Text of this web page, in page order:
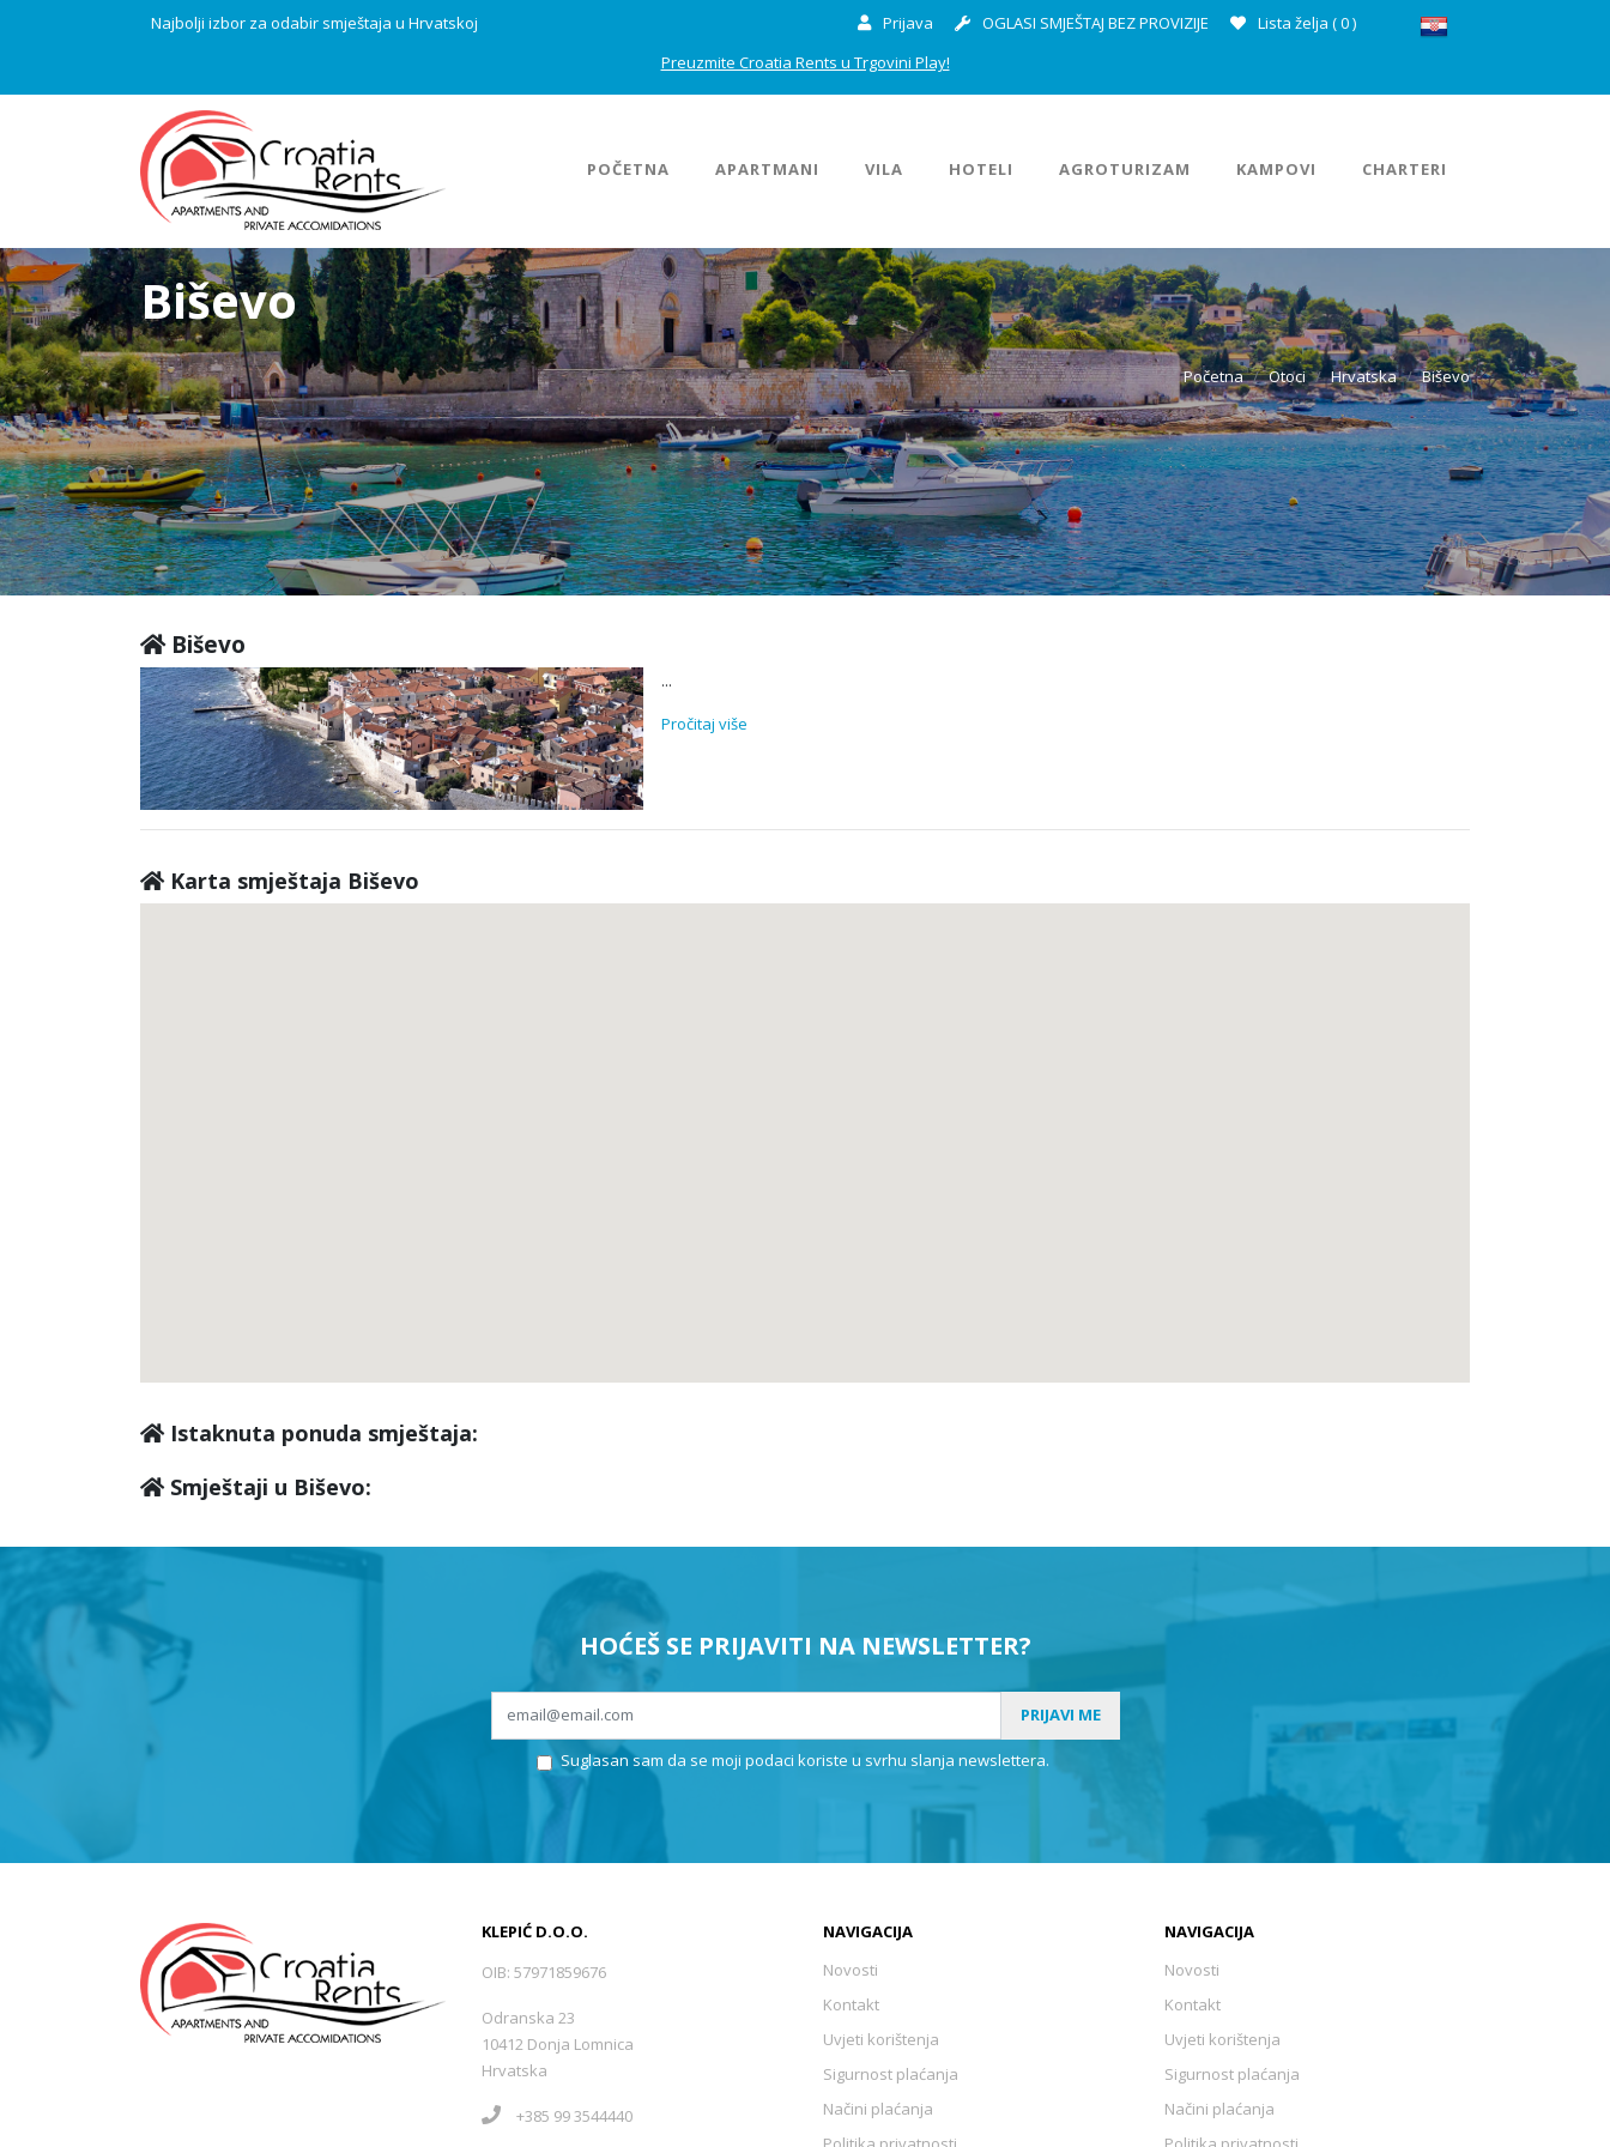
Najbolji izbor za odabir smještaja u Hrvatskoj Prijava OGLASI SMJEŠTAJ BEZ PROVIZIJE Lista želja (0)
Preuzmite Croatia Rents u Trgovini Play!
POČETNA APARTMANI VILA HOTELI AGROTURIZAM KAMPOVI CHARTERI
Biševo
Početna Otoci Hrvatska Biševo
Biševo
...
Pročitaj više
Karta smještaja Biševo
Istaknuta ponuda smještaja:
Smještaji u Biševo:
HOĆEŠ SE PRIJAVITI NA NEWSLETTER?
PRIJAVI ME
Suglasan sam da se moji podaci koriste u svrhu slanja newslettera.
KLEPIĆ D.O.O.
OIB: 57971859676
Odranska 23
10412 Donja Lomnica
Hrvatska
+385 99 3544440
NAVIGACIJA
Novosti
Kontakt
Uvjeti korištenja
Sigurnost plaćanja
Načini plaćanja
NAVIGACIJA
Novosti
Kontakt
Uvjeti korištenja
Sigurnost plaćanja
Načini plaćanja